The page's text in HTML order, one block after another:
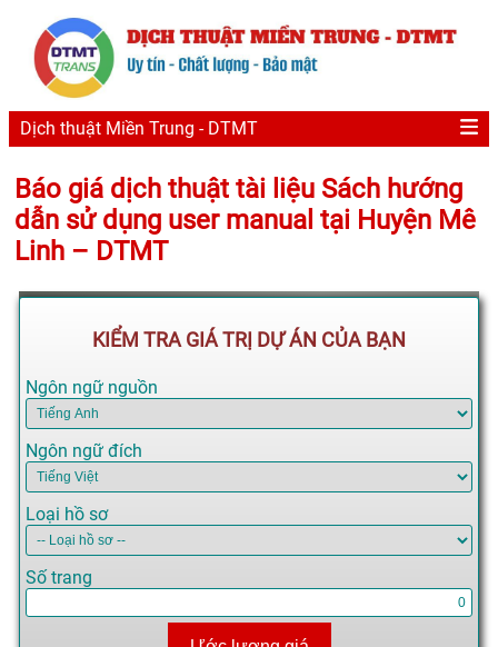
Dịch thuật Miền Trung - DTMT
Báo giá dịch thuật tài liệu Sách hướng
dẫn sử dụng user manual tại Huyện Mê
Linh – DTMT
KIỂM TRA GIÁ TRỊ DỰ ÁN CỦA BẠN
Ngôn ngữ nguồn
Ngôn ngữ đích
Loại hồ sơ
Số trang